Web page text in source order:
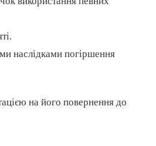
наслідками погіршення
на його повернення до